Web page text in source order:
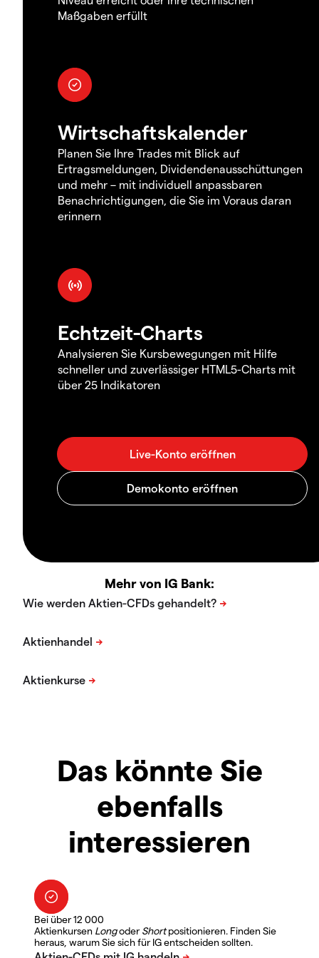
Maßgaben erfüllt
Wirtschaftskalender
Planen Sie Ihre Trades mit Blick auf
Ertragsmeldungen, Dividendenausschüttungen
und mehr – mit individuell anpassbaren
Benachrichtigungen, die Sie im Voraus daran
erinnern
Echtzeit-Charts
Analysieren Sie Kursbewegungen mit Hilfe
schneller und zuverlässiger HTML5-Charts mit
über 25 Indikatoren
Mehr von IG Bank:
Das könnte Sie
ebenfalls
interessieren
Bei über 12 000
Aktienkursen LongoderShortpositionieren. Finden Sie
heraus, warum Sie sich für IG entscheiden sollten.